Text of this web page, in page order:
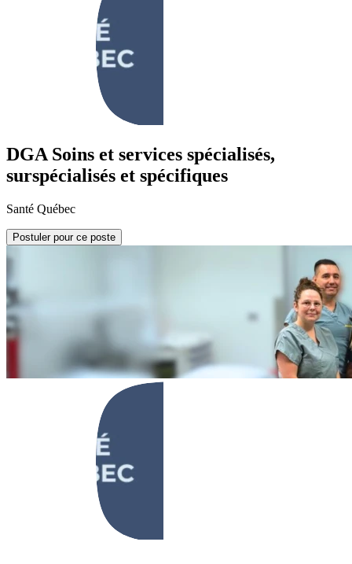
DGA Soins et services spécialisés,
surspécialisés et spécifiques
Santé Québec
Postuler pour ce poste